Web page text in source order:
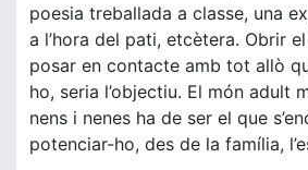
poesia treballada a classe, una
a l’hora del pati, etcètera. Obrir
posar en contacte amb tot allò
ho, seria l’objectiu. El món adult
nens i nenes ha de ser el que
potenciar-ho, des de la família,